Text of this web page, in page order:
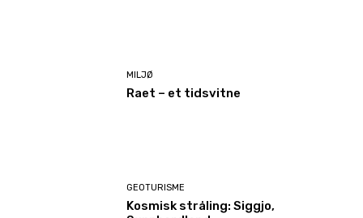
MILJØ
Raet – et tidsvitne
GEOTURISME
Kosmisk stråling: Siggjo,